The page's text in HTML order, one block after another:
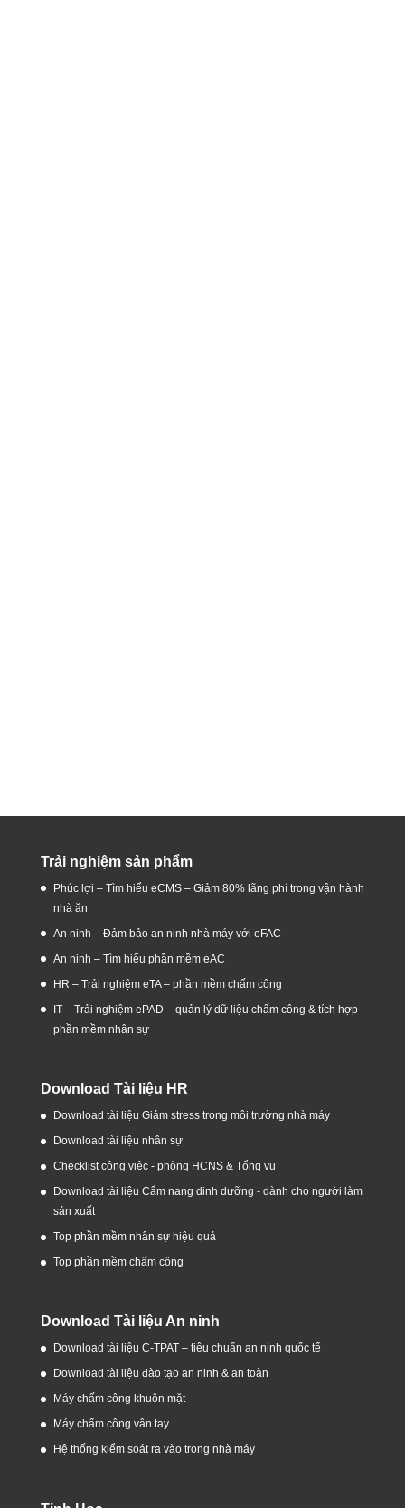
Trải nghiệm sản phẩm
Phúc lợi – Tìm hiểu eCMS – Giảm 80% lãng phí trong vận hành
nhà ăn
An ninh – Đảm bảo an ninh nhà máy với eFAC
An ninh – Tìm hiểu phần mềm eAC
HR – Trải nghiệm eTA – phần mềm chấm công
IT – Trải nghiệm ePAD – quản lý dữ liệu chấm công & tích hợp
phần mềm nhân sự
Download Tài liệu HR
Download tài liệu Giảm stress trong môi trường nhà máy
Download tài liệu nhân sự
Checklist công việc - phòng HCNS & Tổng vụ
Download tài liệu Cẩm nang dinh dưỡng - dành cho người làm
sản xuất
Top phần mềm nhân sự hiệu quả
Top phần mềm chấm công
Download Tài liệu An ninh
Download tài liệu C-TPAT – tiêu chuẩn an ninh quốc tế
Download tài liệu đào tạo an ninh & an toàn
Máy chấm công khuôn mặt
Máy chấm công vân tay
Hệ thống kiểm soát ra vào trong nhà máy